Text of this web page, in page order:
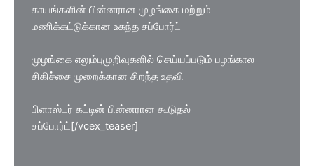
காயங்களின் பின்னரான முழங்கை மற்றும்
மணிக்கட்டுக்கான உகந்த சப்போர்ட்
முழங்கை எலும்புமுறிவுகளில் செய்யப்படும் பழங்கால
சிகிச்சை முறைக்கான சிறந்த உதவி
பிளாஸ்டர் கட்டின் பின்னரான கூடுதல்
சப்போர்ட்[/vcex_teaser]